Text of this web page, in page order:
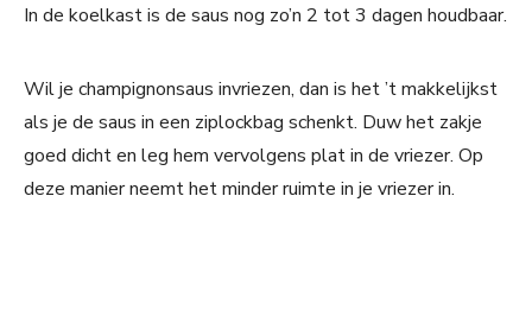
In de koelkast is de saus nog zo’n 2 tot 3 dagen houdbaar.
Wil je champignonsaus invriezen, dan is het ’t makkelijkst
als je de saus in een ziplockbag schenkt. Duw het zakje
goed dicht en leg hem vervolgens plat in de vriezer. Op
deze manier neemt het minder ruimte in je vriezer in.